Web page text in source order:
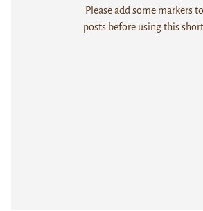
Please add some markers
posts before using this